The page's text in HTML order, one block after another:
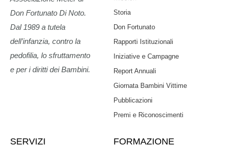
Don Fortunato Di Noto.
Dal 1989 a tutela
dell’infanzia, contro la
pedofilia, lo sfruttamento
e per i diritti dei Bambini.
Storia
Don Fortunato
Rapporti Istituzionali
Iniziative e Campagne
Report Annuali
Giornata Bambini Vittime
Pubblicazioni
Premi e Riconoscimenti
SERVIZI FORMAZIONE